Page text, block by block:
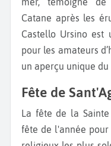
Catane après les
Castello Ursino est
pour les amateurs
un aperçu unique
Fête de
La fête de la Sainte Agathe est la plus importante
fête de l'année pour